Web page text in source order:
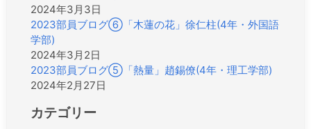
2024年3月3日
2023部員ブログ⑥「木蓮の花」徐仁柱(4年・外国語
学部)
2024年3月2日
2023部員ブログ⑤「熱量」趙錫僚(4年・理工学部)
2024年2月27日
カテゴリー